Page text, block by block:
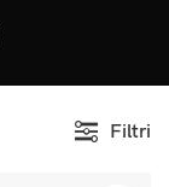
Filtri